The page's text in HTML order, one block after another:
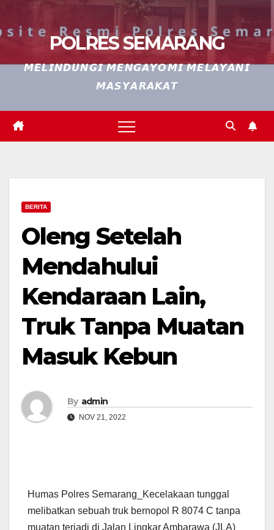
POLRES SEMARANG
𝙈𝙀𝙇𝙄𝙉𝘿𝙐𝙉𝙂𝙄 𝙈𝙀𝙉𝙂𝘼𝙔𝙊𝙈𝙄 𝙈𝙀𝙇𝘼𝙔𝘼𝙉𝙄
𝙈𝘼𝙎𝙔𝘼𝙍𝘼𝙆𝘼𝙏
BERITA
Oleng Setelah
Mendahului
Kendaraan Lain,
Truk Tanpa Muatan
Masuk Kebun
By admin
NOV 21, 2022
Humas Polres Semarang_Kecelakaan tunggal
melibatkan sebuah truk bernopol R 8074 C tanpa
muatan terjadi di Jalan Lingkar Ambarawa (JLA)